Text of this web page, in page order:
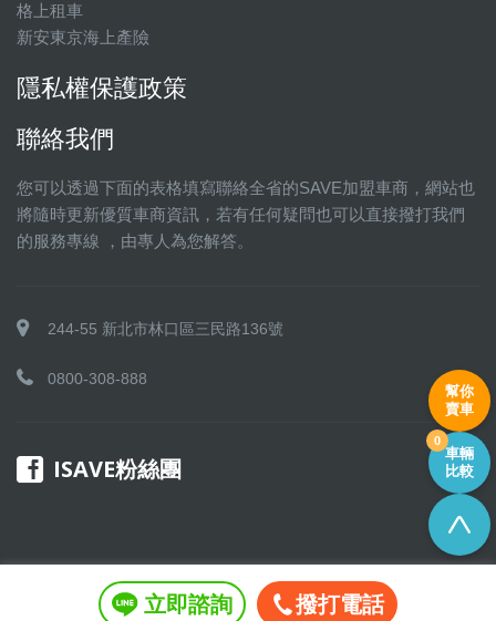
立即諮詢 撥打電話
格上租車
新安東京海上產險
隱私權保護政策
聯絡我們
您可以透過下面的表格填寫聯絡全省的SAVE加盟車商，網站也
將隨時更新優質車商資訊，若有任何疑問也可以直接撥打我們
的服務專線 ，由專人為您解答。
244-55 新北市林口區三民路136號
0800-308-888
ISAVE粉絲團
Copyright © 2016 SAVE 聯盟 All rights reserved.
幫你
賣車
車輛
比較
0